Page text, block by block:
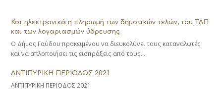
Και ηλεκτρονικά η πληρωμή των δημοτικών τελών, του ΤΑΠ
και των λογαριασμών ύδρευσης
Ο Δήμος Γαύδου προκειμένου να διευκολύνει τους καταναλωτές
και να απλοποιήσει τις εισπράξεις από τους…
ΑΝΤΙΠΥΡΙΚΗ ΠΕΡΙΟΔΟΣ 2021
ΑΝΤΙΠΥΡΙΚΗ ΠΕΡΙΟΔΟΣ 2021